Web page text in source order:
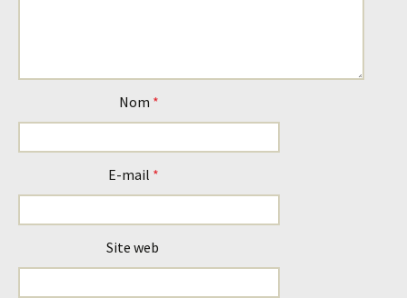
Nom *
E-mail *
Site web